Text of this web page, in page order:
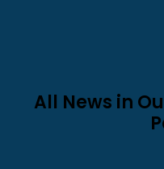
All News in